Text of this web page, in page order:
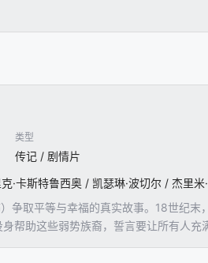
类型
传记 / 剧情片
争取平等与幸福的真实故事。18世纪
帮助这些弱势族裔，誓言要让所有人充